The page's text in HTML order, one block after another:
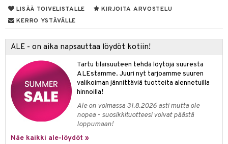
LISÄÄ TOIVELISTALLE
KIRJOITA ARVOSTELU
KERRO YSTÄVÄLLE
ALE - on aika napsauttaa löydöt kotiin!
Tartu tilaisuuteen tehdä löytöjä suuresta
ALEstamme. Juuri nyt tarjoamme suuren
valikoiman jännittäviä tuotteita alennetuilla
hinnoilla!
Ale on voimassa 31.8.2026 asti mutta ole
nopea - suosikkituotteesi voivat päästä
loppumaan!
Näe kaikki ale-löydöt »
tekstiilit
säilytys
tekstiilit
Saalit
& Tyynyliinat
& Peitot
& Koukut
& Korit
& Veistokset
& Lyhdyt
tekstiilit
tekstiilit
hyönteissuoja
& Lyhdyt
& vastauksia